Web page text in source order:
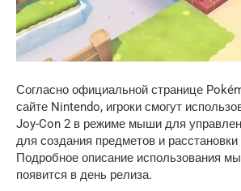
Согласно официальной странице
сайте Nintendo, игроки смогут
Joy-Con 2 в режиме мыши для
для создания предметов и
Подробное описание использования
появится в день релиза.